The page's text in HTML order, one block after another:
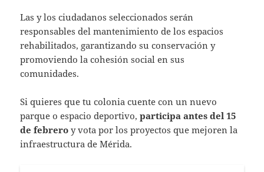
Las y los ciudadanos seleccionados serán
responsables del mantenimiento de los espacios
rehabilitados, garantizando su conservación y
promoviendo la cohesión social en sus
comunidades.
Si quieres que tu colonia cuente con un nuevo
parque o espacio deportivo,participa antes del 15
de febrero y vota por los proyectos que mejoren la
infraestructura de Mérida.